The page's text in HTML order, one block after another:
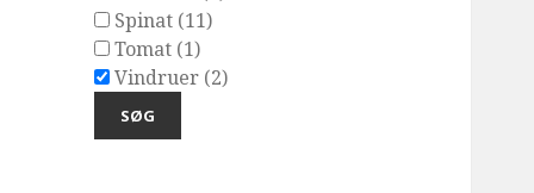
Spinat (11)
Tomat (1)
Vindruer (2)